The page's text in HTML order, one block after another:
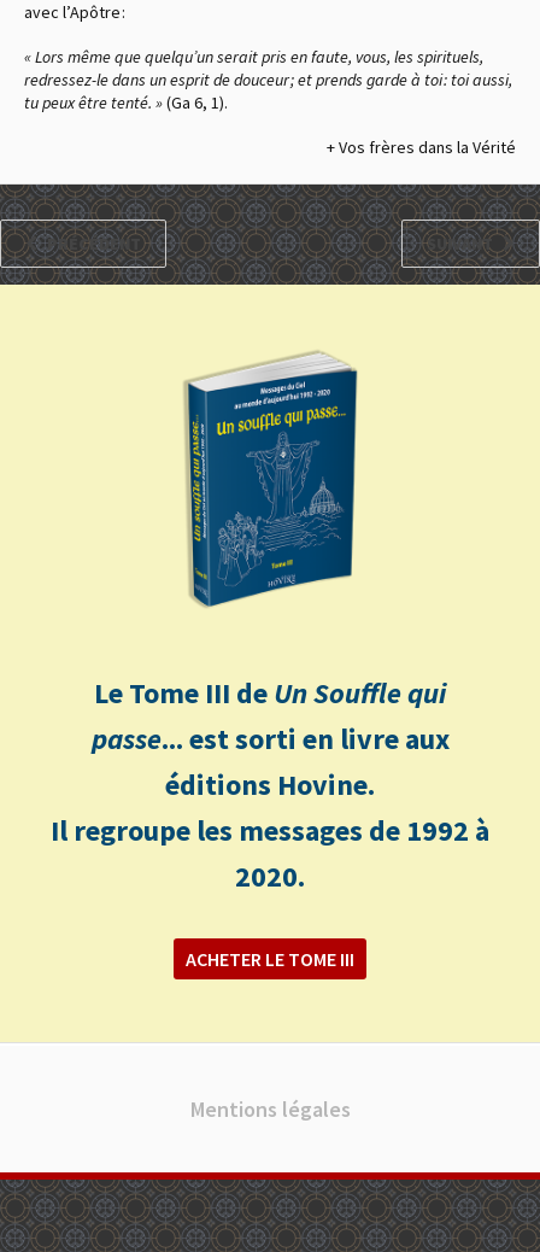
avec l’Apôtre :
« Lors même que quelqu’un serait pris en faute, vous, les spirituels,
redressez-le dans un esprit de douceur ; et prends garde à toi : toi aussi,
tu peux être tenté. »(Ga 6, 1).
+ Vos frères dans la Vérité
PRÉCÉDENT SUIVANT
Le Tome III deUn Souffle qui
passe... est sorti en livre aux
éditions Hovine.
Il regroupe les messages de 1992 à
2020.
ACHETER LE TOME III
Mentions légales